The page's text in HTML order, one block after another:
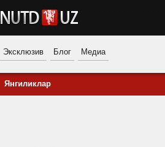
Эксклюзив Блог Медиа
Янгиликлар